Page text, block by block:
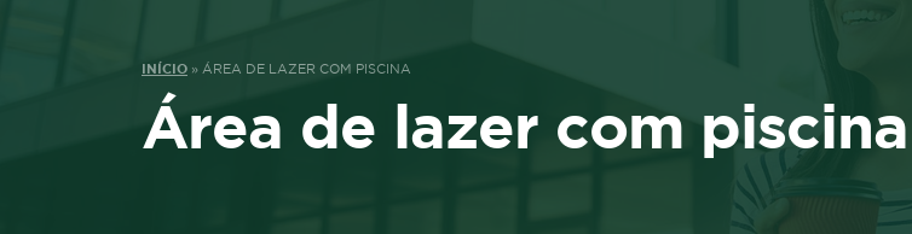
INÍCIO » ÁREA DE LAZER COM PISCINA
Área de lazer com piscina